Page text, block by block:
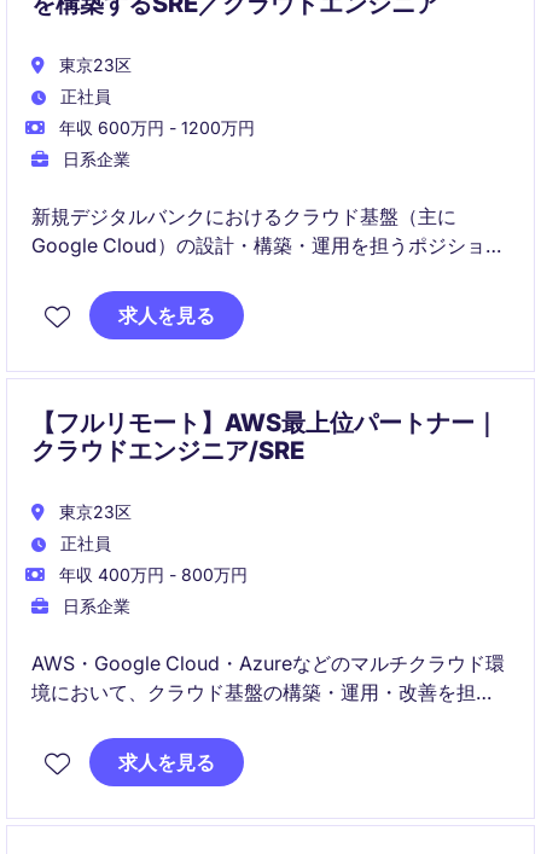
東京23区
正社員
年収 600万円 - 1200万円
日系企業
新規デジタルバンクにおけるクラウド基盤（主に
Google Cloud）の設計・構築・運用を担うポジション
セキュリティ・スケーラビリティを備えたプラットフ
ォームの実現と継続的改善を推進します。
求人を見る
【フルリモート】AWS最上位パートナー｜
クラウドエンジニア/SRE
東京23区
正社員
年収 400万円 - 800万円
日系企業
AWS・Google Cloud・Azureなどのマルチクラウド環
境において、クラウド基盤の構築・運用・改善を担当
がら、サービス品質向上と安定稼働を支えるポジショ
ンです。
求人を見る